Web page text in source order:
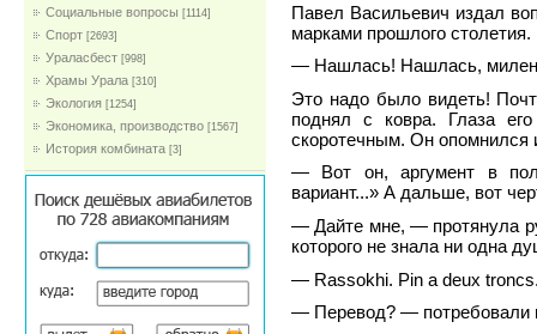
Социальные вопросы [1114]
Спорт [2693]
Ураласбест [998]
Храмы Урала [310]
Экология [1254]
Экономика, производство [1567]
История комбината [3]
Павел Васильевич издал
марками прошлого столетия.
— Нашлась! Нашлась,
Это надо было видеть!
поднял с ковра. Глаза
скоротечным. Он опомнился
— Вот он, аргумент в
вариант...» А дальше, вот
— Дайте мне, — протянула
которого не знала ни одна
— Rassokhi. Pin a deux
— Перевод? — потребовали